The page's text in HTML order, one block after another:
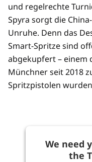
und regelrechte
Spyra sorgt die
Unruhe. Denn das
Smart-Spritze sind
abgekupfert – einem
Münchner seit 2018
Spritzpistolen
We need
the